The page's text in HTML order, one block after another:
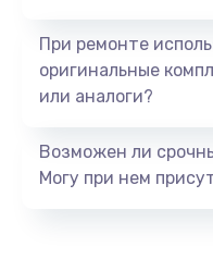
При ремонте
оригинальные
или аналоги?
Возможен ли
Могу при нем